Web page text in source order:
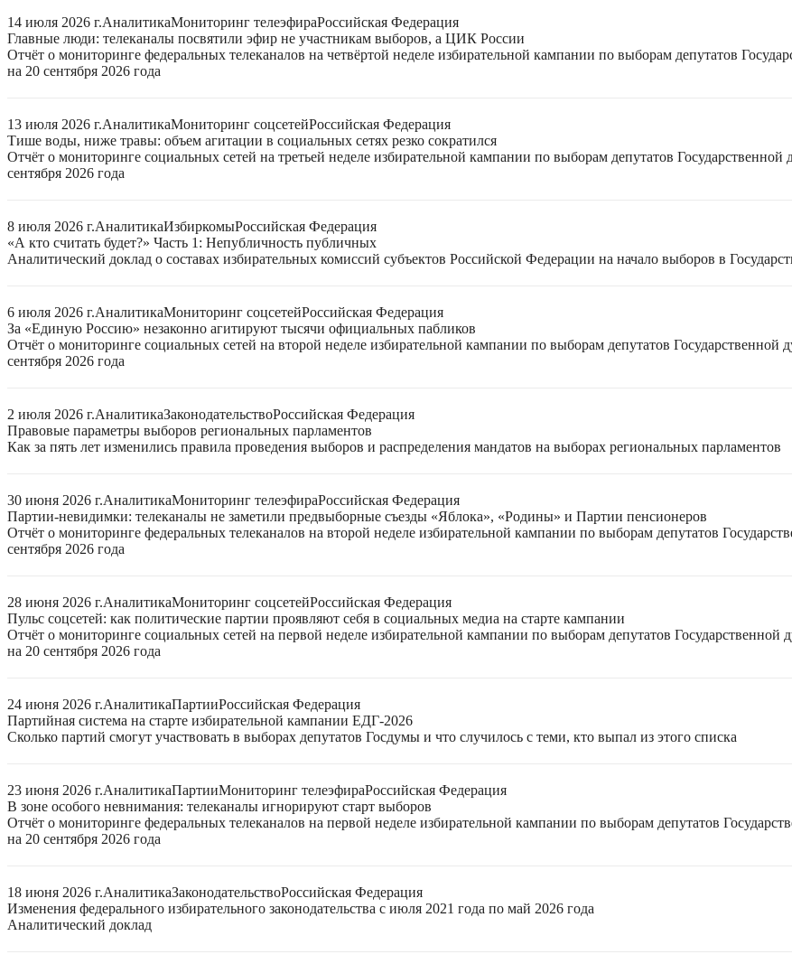
14 июля 2026 г.АналитикаМониторинг телеэфираРоссийская Федерация
Главные люди: телеканалы посвятили эфир не участникам выборов, а ЦИК России
Отчёт о мониторинге федеральных телеканалов на четвёртой неделе избирательной кампании по выборам депутатов
на 20 сентября 2026 года
13 июля 2026 г.АналитикаМониторинг соцсетейРоссийская Федерация
Тише воды, ниже травы: объем агитации в социальных сетях резко сократился
Отчёт о мониторинге социальных сетей на третьей неделе избирательной кампании по выборам депутатов
сентября 2026 года
8 июля 2026 г.АналитикаИзбиркомыРоссийская Федерация
«А кто считать будет?» Часть 1: Непубличность публичных
Аналитический доклад о составах избирательных комиссий субъектов Российской Федерации на начало выборов в
6 июля 2026 г.АналитикаМониторинг соцсетейРоссийская Федерация
За «Единую Россию» незаконно агитируют тысячи официальных пабликов
Отчёт о мониторинге социальных сетей на второй неделе избирательной кампании по выборам депутатов
сентября 2026 года
2 июля 2026 г.АналитикаЗаконодательствоРоссийская Федерация
Правовые параметры выборов региональных парламентов
Как за пять лет изменились правила проведения выборов и распределения мандатов на выборах региональных парламентов
30 июня 2026 г.АналитикаМониторинг телеэфираРоссийская Федерация
Партии-невидимки: телеканалы не заметили предвыборные съезды «Яблока», «Родины» и Партии пенсионеров
Отчёт о мониторинге федеральных телеканалов на второй неделе избирательной кампании по выборам депутатов
сентября 2026 года
28 июня 2026 г.АналитикаМониторинг соцсетейРоссийская Федерация
Пульс соцсетей: как политические партии проявляют себя в социальных медиа на старте кампании
Отчёт о мониторинге социальных сетей на первой неделе избирательной кампании по выборам депутатов
на 20 сентября 2026 года
24 июня 2026 г.АналитикаПартииРоссийская Федерация
Партийная система на старте избирательной кампании ЕДГ-2026
Сколько партий смогут участвовать в выборах депутатов Госдумы и что случилось с теми, кто выпал из этого списка
23 июня 2026 г.АналитикаПартииМониторинг телеэфираРоссийская Федерация
В зоне особого невнимания: телеканалы игнорируют старт выборов
Отчёт о мониторинге федеральных телеканалов на первой неделе избирательной кампании по выборам депутатов
на 20 сентября 2026 года
18 июня 2026 г.АналитикаЗаконодательствоРоссийская Федерация
Изменения федерального избирательного законодательства с июля 2021 года по май 2026 года
Аналитический доклад